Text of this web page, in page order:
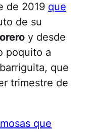
de 2019 que
de su
y desde
poquito a
que
trimestre de
que